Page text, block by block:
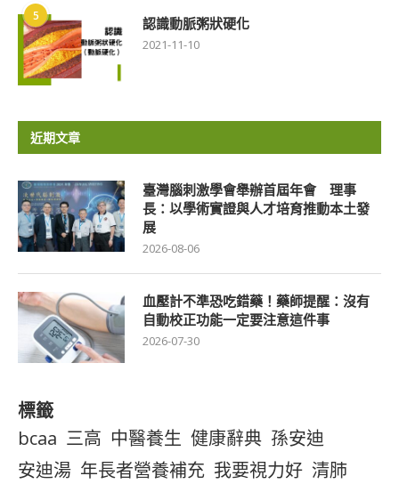
5 認識動脈粥狀硬化
2021-11-10
近期文章
臺灣腦刺激學會舉辦首屆年會 理事
長：以學術實證與人才培育推動本土發
展
2026-08-06
血壓計不準恐吃錯藥！藥師提醒：沒有
自動校正功能一定要注意這件事
2026-07-30
標籤
bcaa 三高 中醫養生 健康辭典 孫安迪
安迪湯 年長者營養補充 我要視力好 清肺